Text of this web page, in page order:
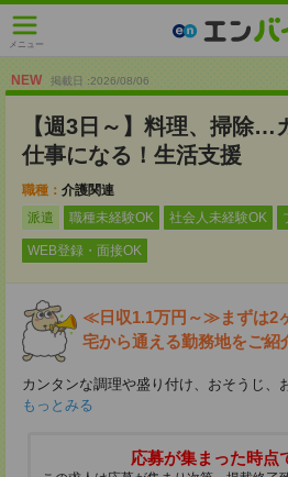
メニュー
NEW 掲載日 :2026/08/06
【週3日～】料理、掃除…
仕事になる！生活支援
職種： 介護関連
派遣
職種未経験OK 社会人未経験OK
WEB登録・面接OK
≪日収1.1万円～≫まずは2
宅から通える勤務地をご紹
カンタンな調理や盛り付け、おそうじ
もっとみる
応募が集まった時点